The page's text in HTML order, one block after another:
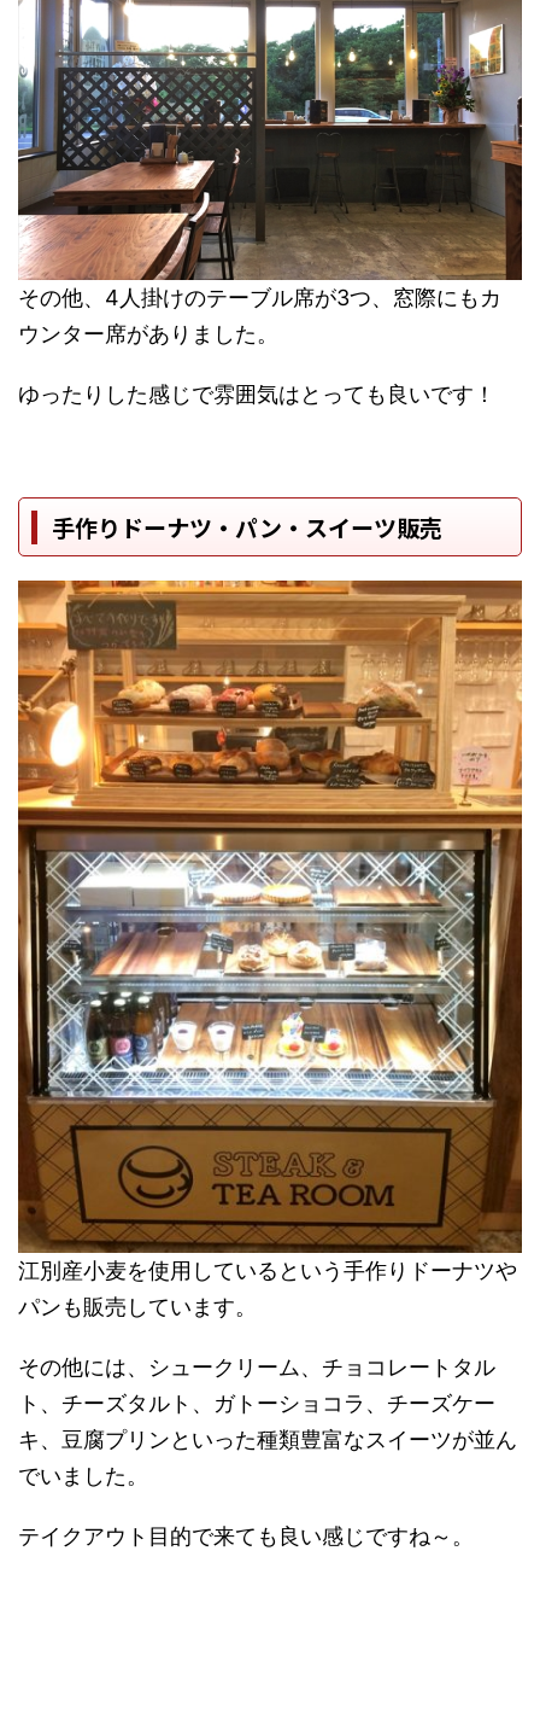
その他、4人掛けのテーブル席が3つ、窓際にもカ
ウンター席がありました。
ゆったりした感じで雰囲気はとっても良いです！
手作りドーナツ・パン・スイーツ販売
江別産小麦を使用しているという手作りドーナツや
パンも販売しています。
その他には、シュークリーム、チョコレートタル
ト、チーズタルト、ガトーショコラ、チーズケー
キ、豆腐プリンといった種類豊富なスイーツが並ん
でいました。
テイクアウト目的で来ても良い感じですね～。